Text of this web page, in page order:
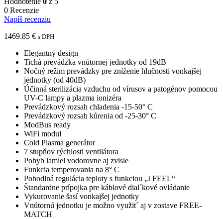
0 Recenzie
Napíš recenziu
1469.85 € s DPH
Elegantný design
Tichá prevádzka vnútornej jednotky od 19dB
Nočný režim prevádzky pre zníženie hlučnosti vonkajšej
jednotky (od 40dB)
Účinná sterilizácia vzduchu od vírusov a patogénov pomocou
UV-C lampy a plazma ionizéra
Prevádzkový rozsah chladenia -15-50° C
Prevádzkový rozsah kůrenia od -25-30° C
ModBus ready
WiFi modul
Cold Plasma generátor
7 stupňov rýchlosti ventilátora
Pohyb lamiel vodorovne aj zvisle
Funkcia temperovania na 8° C
Pohodlná regulácia teploty s funkciou „I FEEL“
Štandardne prípojka pre káblové dial´kové ovládanie
Vykurovanie šasí vonkajšej jednotky
Vnútornú jednotku je možno využit´ aj v zostave FREE-
MATCH